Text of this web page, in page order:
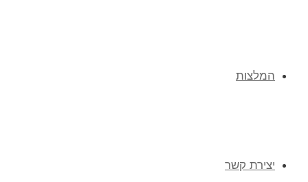
המלצות
יצירת קשר